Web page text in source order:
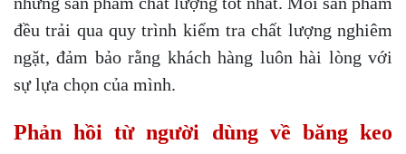
đều trải qua quy trình kiểm tra chất lượng nghiêm
ngặt, đảm bảo rằng khách hàng luôn hài lòng với
sự lựa chọn của mình.
Phản hồi từ người dùng về băng keo